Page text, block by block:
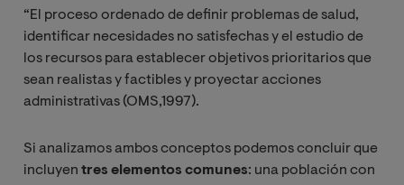
“El proceso ordenado de definir problemas de salud,
identificar necesidades no satisfechas y el estudio de
los recursos para establecer objetivos prioritarios que
sean realistas y factibles y proyectar acciones
administrativas (OMS,1997).
Si analizamos ambos conceptos podemos concluir que
incluyen tres elementos comunes: una población con